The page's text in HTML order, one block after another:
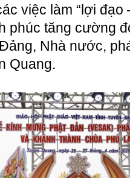
việc làm “lợi đạo
phúc tăng cường
Nhà nước,
Quang.